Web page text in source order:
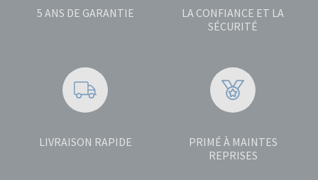
5 ANS DE GARANTIE
LA CONFIANCE ET LA
SÉCURITÉ
LIVRAISON RAPIDE
PRIMÉ À MAINTES
REPRISES